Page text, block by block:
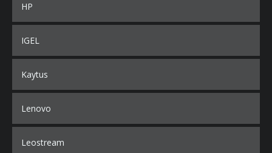
HP
IGEL
Kaytus
Lenovo
Leostream